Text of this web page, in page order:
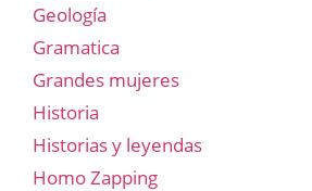
Geología
Gramatica
Grandes mujeres
Historia
Historias y leyendas
Homo Zapping